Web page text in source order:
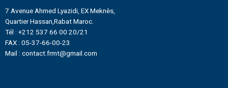
7 Avenue Ahmed Lyazidi, EX Meknès,
Quartier Hassan,Rabat Maroc.
Tél : +212 537 66 00 20/21
FAX : 05-37-66-00-23
Mail : contact.frmt@gmail.com